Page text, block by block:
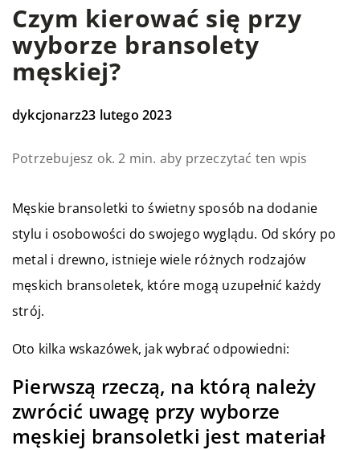
Czym kierować się przy
wyborze bransolety
męskiej?
dykcjonarz23 lutego 2023
Potrzebujesz ok. 2 min. aby przeczytać ten wpis
Męskie bransoletki to świetny sposób na dodanie
stylu i osobowości do swojego wyglądu. Od skóry po
metal i drewno, istnieje wiele różnych rodzajów
męskich bransoletek, które mogą uzupełnić każdy
strój.
Oto kilka wskazówek, jak wybrać odpowiedni:
Pierwszą rzeczą, na którą należy
zwrócić uwagę przy wyborze
męskiej bransoletki jest materiał